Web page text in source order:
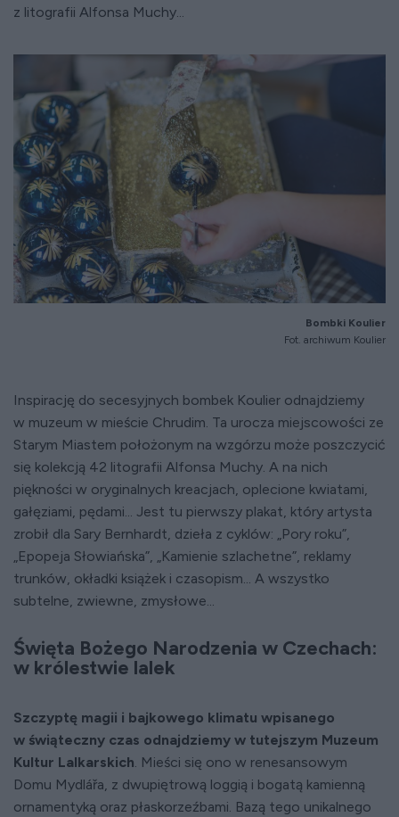
z litografii Alfonsa Muchy...
Bombki Koulier
Fot. archiwum Koulier
Inspirację do secesyjnych bombek Koulier odnajdziemy
w muzeum w mieście Chrudim. Ta urocza miejscowości ze
Starym Miastem położonym na wzgórzu może poszczycić
się kolekcją 42 litografii Alfonsa Muchy. A na nich
piękności w oryginalnych kreacjach, oplecione kwiatami,
gałęziami, pędami... Jest tu pierwszy plakat, który artysta
zrobił dla Sary Bernhardt, dzieła z cyklów: „Pory roku”,
„Epopeja Słowiańska”, „Kamienie szlachetne”, reklamy
trunków, okładki książek i czasopism... A wszystko
subtelne, zwiewne, zmysłowe...
Święta Bożego Narodzenia w Czechach:
w królestwie lalek
Szczyptę magii i bajkowego klimatu wpisanego
w świąteczny czas odnajdziemy w tutejszym Muzeum
Kultur Lalkarskich. Mieści się ono w renesansowym
Domu Mydlářa, z dwupiętrową loggią i bogatą kamienną
ornamentyką oraz płaskorzeźbami. Bazą tego unikalnego